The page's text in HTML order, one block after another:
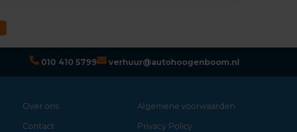
010 410 5799 verhuur@autohoogenboom.nl
Over ons
Contact
Algemene voorwaarden
Privacy Policy